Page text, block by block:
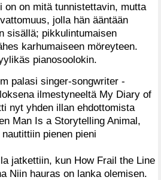
on on mitä tunnistettavin, mutta
jolla hän ääntään
sisällä; pikkulintumaisen
karhumaiseen möreyteen.
pianosoolokin.
palasi singer-songwriter -
ilmestyneeltä My Diary of
nyt yhden illan ehdottomista
Man Is a Storytelling Animal,
pienen pieni
jatkettiin, kun How Frail the Line
Niin hauras on lanka olemisen.